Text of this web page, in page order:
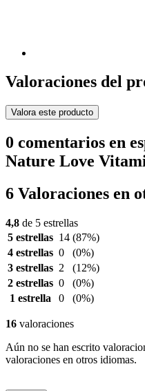
Valoraciones del
Valora este producto
0 comentarios en
Nature Love
6 Valoraciones en
4,8 de 5 estrellas
5 estrellas 14 (87%)
4 estrellas 0
(0%)
3 estrellas 2
(12%)
2 estrellas 0
(0%)
1 estrella
0 (0%)
16 valoraciones
Aún no se han escrito
valoraciones en otros idiomas.